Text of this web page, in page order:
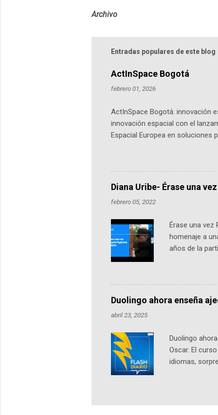
Archivo
Entradas populares de este blog
ActInSpace Bogotá
febrero 01, 2026
ActInSpace Bogotá: innovación
innovación espacial con el
Espacial Europea en soluciones
emprendedores y estudiantes.
más de 60 ciudades, donde
datos orbitales. En Bogotá,
Diana Uribe- Érase una
febrero 05, 2022
Érase una vez
homenaje a
años de la
podcast, de
nuestro
Notas del
pueden
Duolingo ahora enseña
abril 23, 2025
Duolingo
Oscar. El
idiomas,
estará
personajes